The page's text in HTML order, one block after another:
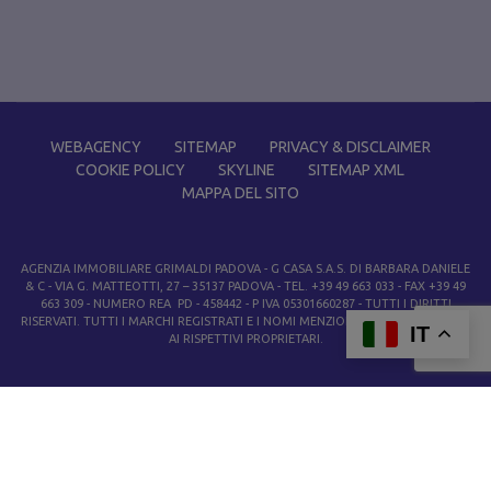
WEBAGENCY SITEMAP
PRIVACY & DISCLAIMER
COOKIE POLICY
SKYLINE
SITEMAP XML
MAPPA DEL SITO
AGENZIA IMMOBILIARE GRIMALDI PADOVA - G CASA S.A.S. DI BARBARA DANIELE
& C - VIA G. MATTEOTTI, 27 – 35137 PADOVA - TEL. +39 49 663 033 - FAX +39 49
663 309 - NUMERO REA PD - 458442 - P IVA 05301660287 - TUTTI I DIRITTI
RISERVATI. TUTTI I MARCHI REGISTRATI E I NOMI MENZIONATI APPARTENGONO
AI RISPETTIVI PROPRIETARI.
IT